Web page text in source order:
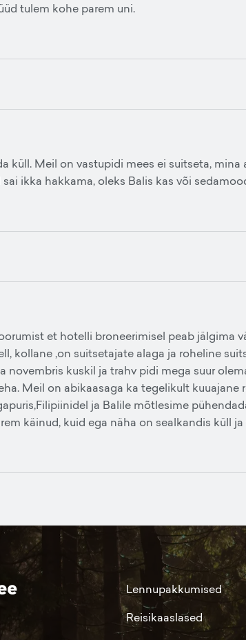
tulem kohe parem uni.
küll. Meil on vastupidi mees ei suitseta, mina
ikka hakkama, oleks Balis kas või
et hotelli broneerimisel peab jälgima
kollane ,on suitsetajate alaga ja roheline
novembris kuskil ja trahv pidi mega suur
Meil on abikaasaga ka tegelikult kuuajane
ja Balile mõtlesime
käinud, kuid ega näha on sealkandis küll
Lennupakkumised
Reisikaaslased